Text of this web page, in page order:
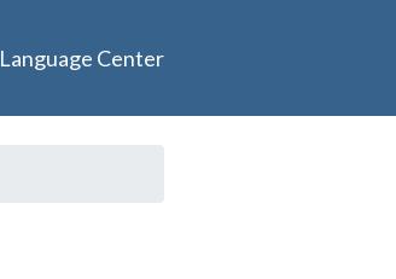
Language Center